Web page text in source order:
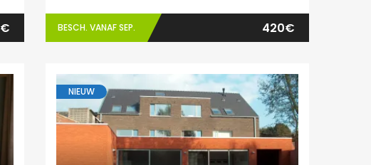
BESCH. VANAF SEP. 420€
NIEUW